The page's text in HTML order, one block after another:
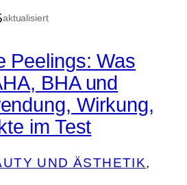
aktualisiert
Peelings: Was
BHA und
Wirkung,
im Test
UND ÄSTHETIK